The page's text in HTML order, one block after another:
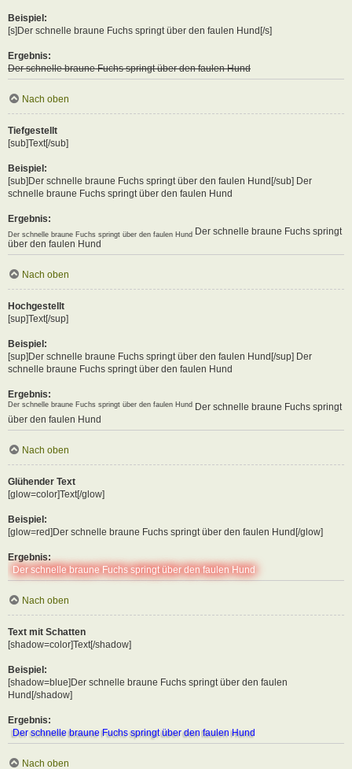
Beispiel:
[s]Der schnelle braune Fuchs springt über den faulen Hund[/s]
Ergebnis:
Der schnelle braune Fuchs springt über den faulen Hund
Nach oben
Tiefgestellt
[sub]Text[/sub]
Beispiel:
[sub]Der schnelle braune Fuchs springt über den faulen Hund[/sub] Der
schnelle braune Fuchs springt über den faulen Hund
Ergebnis:
Der schnelle braune Fuchs springt über den faulen Hund Der schnelle braune Fuchs springt
über den faulen Hund
Nach oben
Hochgestellt
[sup]Text[/sup]
Beispiel:
[sup]Der schnelle braune Fuchs springt über den faulen Hund[/sup] Der
schnelle braune Fuchs springt über den faulen Hund
Ergebnis:
Der schnelle braune Fuchs springt über den faulen Hund Der schnelle braune Fuchs springt
über den faulen Hund
Nach oben
Glühender Text
[glow=color]Text[/glow]
Beispiel:
[glow=red]Der schnelle braune Fuchs springt über den faulen Hund[/glow]
Ergebnis:
Der schnelle braune Fuchs springt über den faulen Hund
Nach oben
Text mit Schatten
[shadow=color]Text[/shadow]
Beispiel:
[shadow=blue]Der schnelle braune Fuchs springt über den faulen
Hund[/shadow]
Ergebnis:
Der schnelle braune Fuchs springt über den faulen Hund
Nach oben